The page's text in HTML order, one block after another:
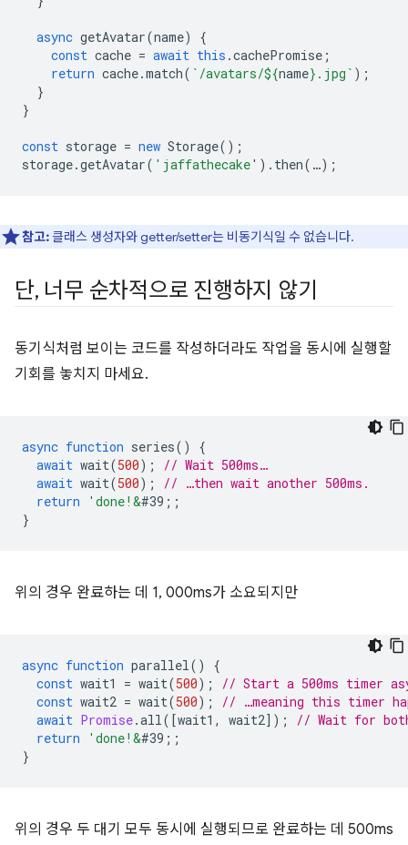
async getAvatar(name)
{
const cache = await this .cachePromise ;
return cache.match( `/avatars/${name} .jpg` );
}
}
const storage = new Storage();
storage.getAvatar( 'jaffathecake' ). then( …);
참고:클래스 생성자와 getter/setter는 비동기식일 수 없습니다.
단, 너무 순차적으로 진행하지 않기
동기식처럼 보이는 코드를 작성하더라도 작업을 동시에 실행할
기회를 놓치지 마세요.
async function series()
{
await wait(500);
// Wait 500ms…
await wait(500);
// …then wait another 500ms.
return
'done!&#39; ;
}
위의 경우 완료하는 데 1, 000ms가 소요되지만
async function parallel()
{
const wait1 = wait(500);
// Start a 500ms timer
const wait2 = wait(500);
// …meaning this timer
await Promise.all([wait1 , wait2]);
// Wait for
return
'done!&#39; ;
}
위의 경우 두 대기 모두 동시에 실행되므로 완료하는 데 500ms